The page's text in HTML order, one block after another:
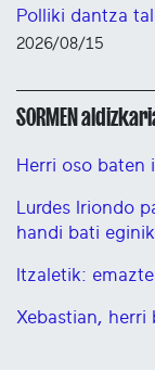
Polliki dantza
2026/08/15
SORMEN
Herri oso baten
Lurdes Iriondo
handi bati
Itzaletik:
Xebastian, herri